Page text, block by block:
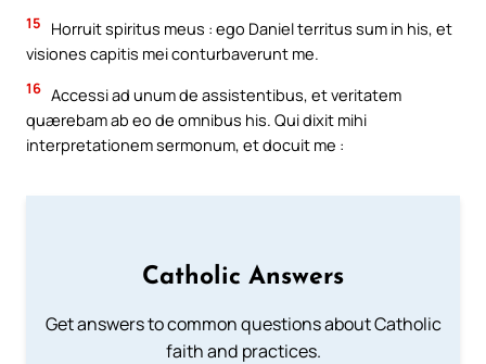
15
Horruit spiritus meus : ego Daniel territus sum in his, et
visiones capitis mei conturbaverunt me.
16 Accessi ad unum de assistentibus, et veritatem
quærebam ab eo de omnibus his. Qui dixit mihi
interpretationem sermonum, et docuit me :
Catholic Answers
Get answers to common questions about Catholic
faith and practices.